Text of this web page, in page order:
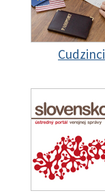
Cudzinci